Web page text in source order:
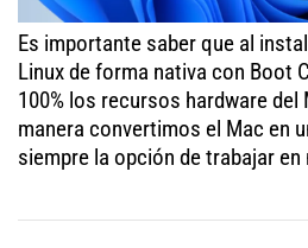
Es importante saber que al
Linux de forma nativa con Boot
100% los recursos hardware
manera convertimos el Mac en
siempre la opción de trabajar en